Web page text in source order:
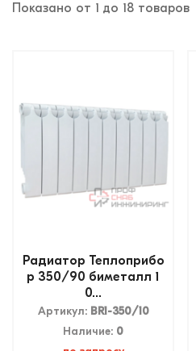
Показано от 1 до 18 товаров
Радиатор Теплоприбо
р 350/90 биметалл 1
0...
Артикул: ВR1-350/10
Наличие: 0